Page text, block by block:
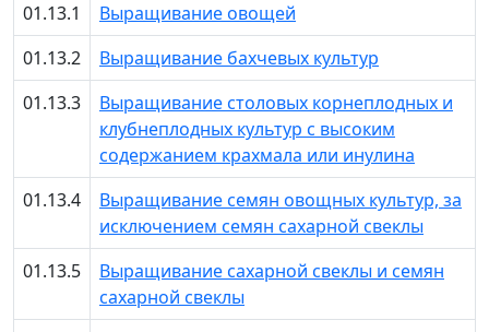
01.13.1
Выращивание овощей
01.13.2
Выращивание бахчевых культур
01.13.3
Выращивание столовых корнеплодных и
клубнеплодных культур с высоким
содержанием крахмала или инулина
01.13.4
Выращивание семян овощных культур, за
исключением семян сахарной свеклы
01.13.5
Выращивание сахарной свеклы и семян
сахарной свеклы